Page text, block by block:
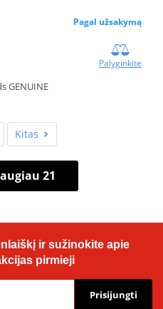
Pagal užsakymą
Palyginkite
GENUINE
Kitas
21
ir sužinokite apie
pirmieji
Prisijungti